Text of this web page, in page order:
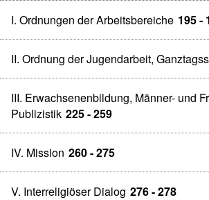
I. Ordnungen der Arbeitsbereiche 195 -
II. Ordnung der Jugendarbeit,
III. Erwachsenenbildung, Männer- und
Publizistik 225 - 259
IV. Mission 260 - 275
V. Interreligiöser Dialog 276 - 278